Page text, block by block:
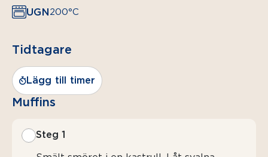
UGN200°C
Tidtagare
Lägg till timer
Muffins
Steg 1